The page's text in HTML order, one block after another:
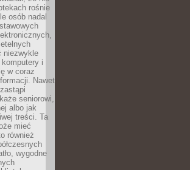
rośnie
osób nadal
niezwykle
i
w coraz
Nawet
seniorowi,
albo jak
treści. Ta
mieć
również
wygodne